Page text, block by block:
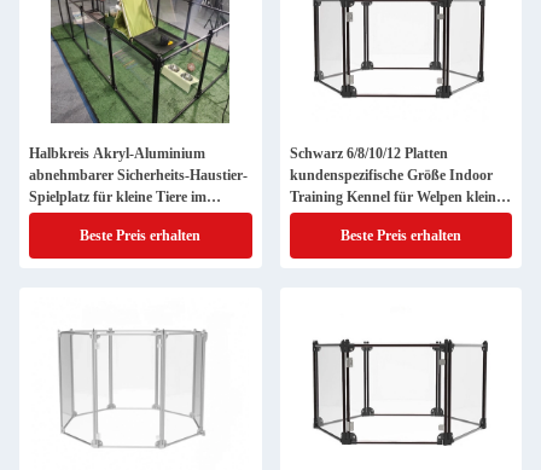
Halbkreis Akryl-Aluminium
abnehmbarer Sicherheits-Haustier-
Spielplatz für kleine Tiere im
Innenraum
Beste Preis erhalten
Schwarz 6/8/10/12 Platten
kundenspezifische Größe Indoor
Training Kennel für Welpen kleine
Hunde
Beste Preis erhalten